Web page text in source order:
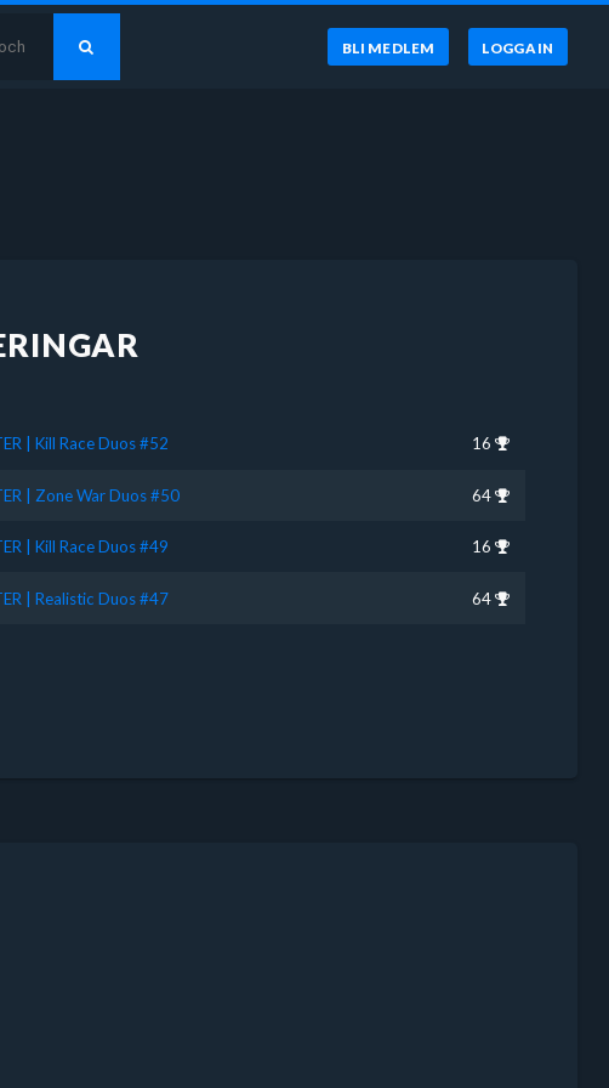
BLI MEDLEM LOGGA IN
| Kill Race Duos #52 16
| Zone War Duos #50 64
| Kill Race Duos #49 16
| Realistic Duos #47 64